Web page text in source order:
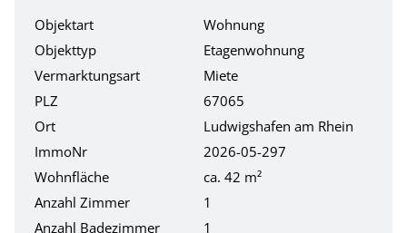
Objektart
Wohnung
Objekttyp
Etagenwohnung
Vermarktungsart
Miete
PLZ
67065
Ort
Ludwigshafen am Rhein
ImmoNr
2026-05-297
Wohnfläche
ca. 42 m²
Anzahl Zimmer
1
Anzahl Badezimmer
1